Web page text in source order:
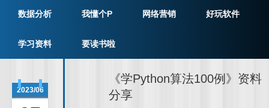
数据分析 我懂个P 网络营销 好玩软件
学习资料 要读书啦
《学Python算法100例》资料
分享
2023/06